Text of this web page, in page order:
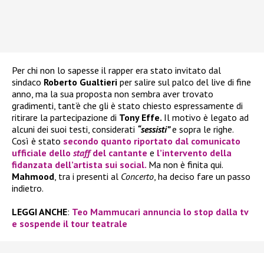
Per chi non lo sapesse il rapper era stato invitato dal
sindaco Roberto Gualtieri per salire sul palco del live di fine
anno, ma la sua proposta non sembra aver trovato
gradimenti, tant’è che gli è stato chiesto espressamente di
ritirare la partecipazione di Tony Effe. Il motivo è legato ad
alcuni dei suoi testi, considerati “sessisti”e sopra le righe.
Così è stato secondo quanto riportato dal comunicato
ufficiale dello staffdel cantante e l’intervento della
fidanzata dell’artista sui social. Ma non è finita qui.
Mahmood , tra i presenti al Concerto , ha deciso fare un passo
indietro.
LEGGI ANCHE: Teo Mammucari annuncia lo stop dalla tv
e sospende il tour teatrale